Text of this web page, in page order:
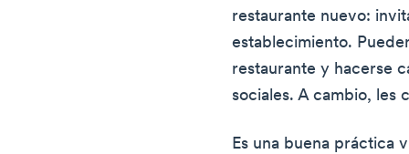
restaurante nuevo:
establecimiento.
restaurante y hacerse
sociales. A cambio, les
Es una buena práctica